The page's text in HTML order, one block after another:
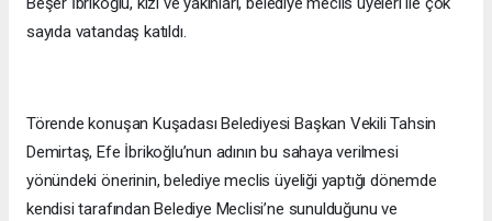
sayıda vatandaş katıldı.
Törende konuşan Kuşadası Belediyesi Başkan Vekili Tahsin
Demirtaş, Efe İbrikoğlu’nun adının bu sahaya verilmesi
yönündeki önerinin, belediye meclis üyeliği yaptığı dönemde
kendisi tarafından Belediye Meclisi’ne sunulduğunu ve